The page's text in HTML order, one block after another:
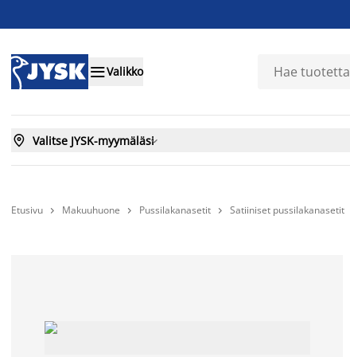
Valikko
 Valitse JYSK-myymäläsi
Etusivu  Makuuhuone  Pussilakanasetit  Satiiniset pussilakanasetit